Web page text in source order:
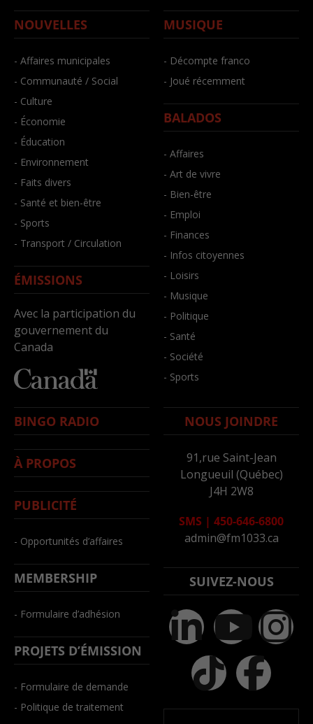
NOUVELLES
- Affaires municipales
- Communauté / Social
- Culture
- Économie
- Éducation
- Environnement
- Faits divers
- Santé et bien-être
- Sports
- Transport / Circulation
ÉMISSIONS
Avec la participation du
gouvernement du
Canada
MUSIQUE
- Décompte franco
- Joué récemment
BALADOS
- Affaires
- Art de vivre
- Bien-être
- Emploi
- Finances
- Infos citoyennes
- Loisirs
- Musique
- Politique
- Santé
- Société
- Sports
BINGO RADIO
À PROPOS
PUBLICITÉ
- Opportunités d’affaires
MEMBERSHIP
- Formulaire d’adhésion
PROJETS D’ÉMISSION
- Formulaire de demande
- Politique de traitement
NOUS JOINDRE
91,rue Saint-Jean
Longueuil (Québec)
J4H 2W8
SMS | 450-646-6800
admin@fm1033.ca
SUIVEZ-NOUS